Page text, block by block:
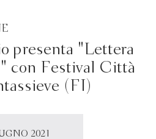
presenta "Lettera
con Festival Città
(FI)
2021